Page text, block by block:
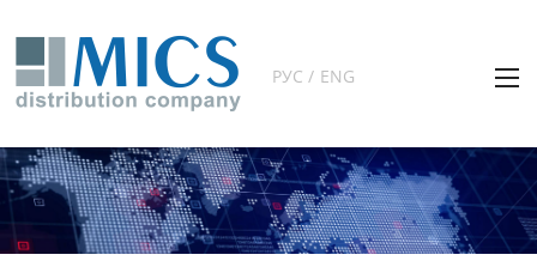
РУС / ENG